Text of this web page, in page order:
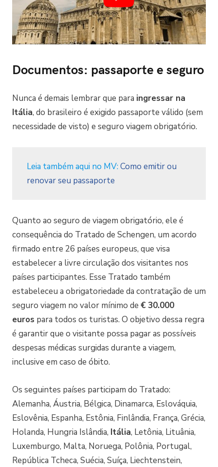
Documentos: passaporte e seguro
Nunca é demais lembrar que para ingressar na
Itália, do brasileiro é exigido passaporte válido (sem
necessidade de visto) e seguro viagem obrigatório.
Leia também aqui no MV:Como emitir ou
renovar seu passaporte
Quanto ao seguro de viagem obrigatório, ele é
consequência do Tratado de Schengen, um acordo
firmado entre 26 países europeus, que visa
estabelecer a livre circulação dos visitantes nos
países participantes. Esse Tratado também
estabeleceu a obrigatoriedade da contratação de um
seguro viagem no valor mínimo de € 30.000
euros para todos os turistas. O objetivo dessa regra
é garantir que o visitante possa pagar as possíveis
despesas médicas surgidas durante a viagem,
inclusive em caso de óbito.
Os seguintes países participam do Tratado:
Alemanha, Áustria, Bélgica, Dinamarca, Eslováquia,
Eslovênia, Espanha, Estônia, Finlândia, França, Grécia,
Holanda, Hungria Islândia, Itália, Letônia, Lituânia,
Luxemburgo, Malta, Noruega, Polônia, Portugal,
República Tcheca, Suécia, Suíça, Liechtenstein,